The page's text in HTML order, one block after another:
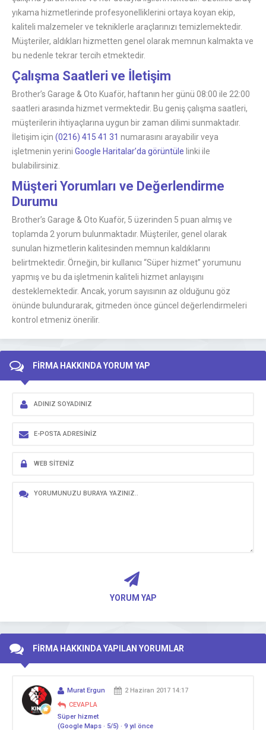
yıkama hizmetlerinde profesyonelliklerini ortaya koyan ekip,
kaliteli malzemeler ve tekniklerle araçlarınızı temizlemektedir.
Müşteriler, aldıkları hizmetten genel olarak memnun kalmakta ve
bu nedenle tekrar tercih etmektedir.
Çalışma Saatleri ve İletişim
Brother’s Garage & Oto Kuaför, haftanın her günü 08:00 ile 22:00
saatleri arasında hizmet vermektedir. Bu geniş çalışma saatleri,
müşterilerin ihtiyaçlarına uygun bir zaman dilimi sunmaktadır.
İletişim için (0216) 415 41 31 numarasını arayabilir veya
işletmenin yerini Google Haritalar’da görüntüle linki ile
bulabilirsiniz.
Müşteri Yorumları ve Değerlendirme
Durumu
Brother’s Garage & Oto Kuaför, 5 üzerinden 5 puan almış ve
toplamda 2 yorum bulunmaktadır. Müşteriler, genel olarak
sunulan hizmetlerin kalitesinden memnun kaldıklarını
belirtmektedir. Örneğin, bir kullanıcı “Süper hizmet” yorumunu
yapmış ve bu da işletmenin kaliteli hizmet anlayışını
desteklemektedir. Ancak, yorum sayısının az olduğunu göz
önünde bulundurarak, gitmeden önce güncel değerlendirmeleri
kontrol etmeniz önerilir.
FİRMA HAKKINDA YORUM YAP
YORUM YAP
FİRMA HAKKINDA YAPILAN YORUMLAR
Murat Ergun
2 Haziran 2017 14:17
CEVAPLA
Süper hizmet
(Google Maps · 5/5) · 9 yıl önce